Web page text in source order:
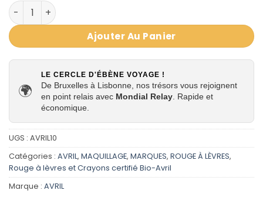
quantité de Rouge à lèvres Coquelicot 597 certifié Bio -
Ajouter Au Panier
🌍
LE CERCLE D'ÉBÈNE VOYAGE !
De Bruxelles à Lisbonne, nos trésors vous rejoignent
en point relais avec Mondial Relay. Rapide et
économique.
UGS : AVRIL10
Catégories : AVRIL, MAQUILLAGE, MARQUES, ROUGE À LÈVRES,
Rouge à lèvres et Crayons certifié Bio-Avril
Marque : AVRIL